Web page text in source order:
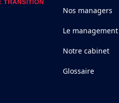
Nos managers
Le
Notre cabinet
Glossaire